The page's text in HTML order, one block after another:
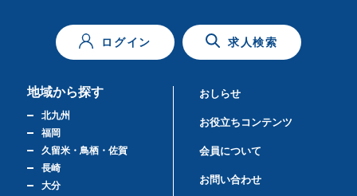
ログイン 求人検索
地域から探す
北九州
福岡
久留米・鳥栖・佐賀
長崎
大分
おしらせ
お役立ちコンテンツ
会員について
お問い合わせ